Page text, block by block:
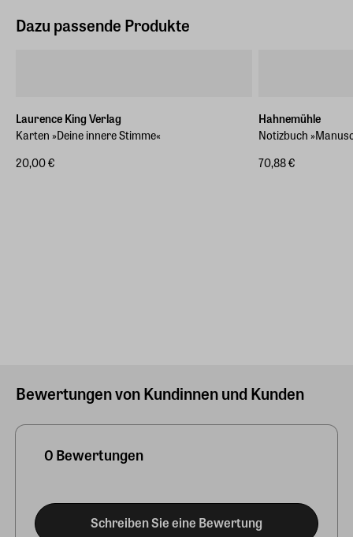
Dazu passende Produkte
Laurence King Verlag
Karten »Deine innere Stimme«
20,00 €
Hahnemühle
Notizbuch
70,88 €
Bewertungen von Kundinnen und Kunden
0 Bewertungen
Schreiben Sie eine Bewertung